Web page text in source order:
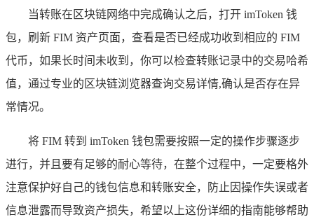
当转账在区块链网络中完成确认之后，打开 imToken 钱
包，刷新 FIM 资产页面，查看是否已经成功收到相应的 FIM
代币，如果长时间未收到，你可以检查转账记录中的交易哈希
值，通过专业的区块链浏览器查询交易详情,确认是否存在异
常情况。
将 FIM 转到 imToken 钱包需要按照一定的操作步骤逐步
进行，并且要有足够的耐心等待，在整个过程中，一定要格外
注意保护好自己的钱包信息和转账安全，防止因操作失误或者
信息泄露而导致资产损失，希望以上这份详细的指南能够帮助